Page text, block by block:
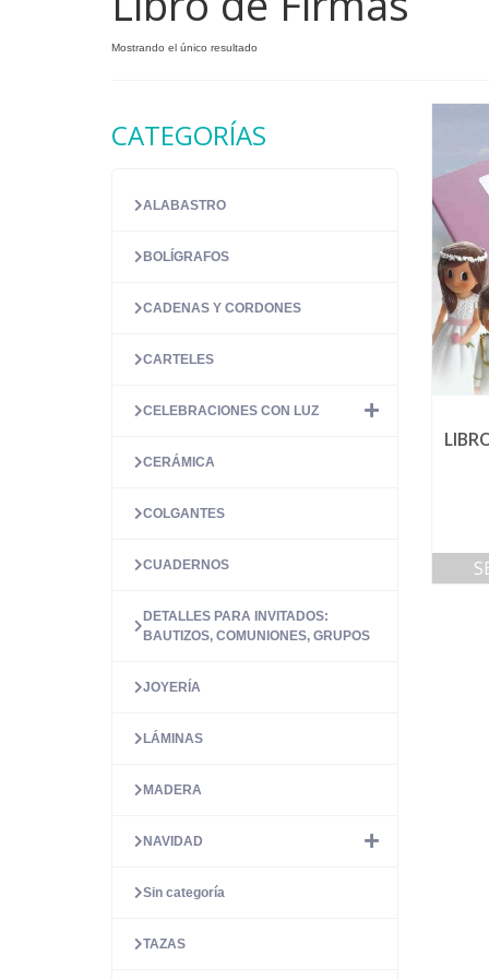
Mostrando el único resultado
CATEGORÍAS
ALABASTRO
BOLÍGRAFOS
CADENAS Y CORDONES
CARTELES
CELEBRACIONES CON LUZ
CERÁMICA
COLGANTES
CUADERNOS
DETALLES PARA INVITADOS:
BAUTIZOS, COMUNIONES, GRUPOS
JOYERÍA
LÁMINAS
MADERA
NAVIDAD
Sin categoría
TAZAS